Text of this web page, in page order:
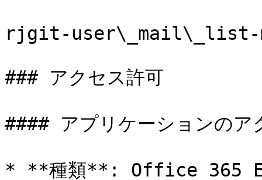
rjgit-user\_mail\_list-
### アクセス許可
#### アプリケーションのア
* **種類**: Office 365